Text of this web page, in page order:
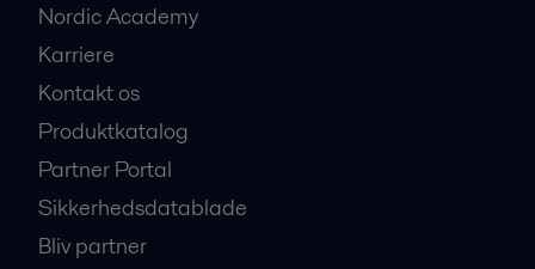
Nordic Academy
Karriere
Kontakt os
Produktkatalog
Partner Portal
Sikkerhedsdatablade
Bliv partner